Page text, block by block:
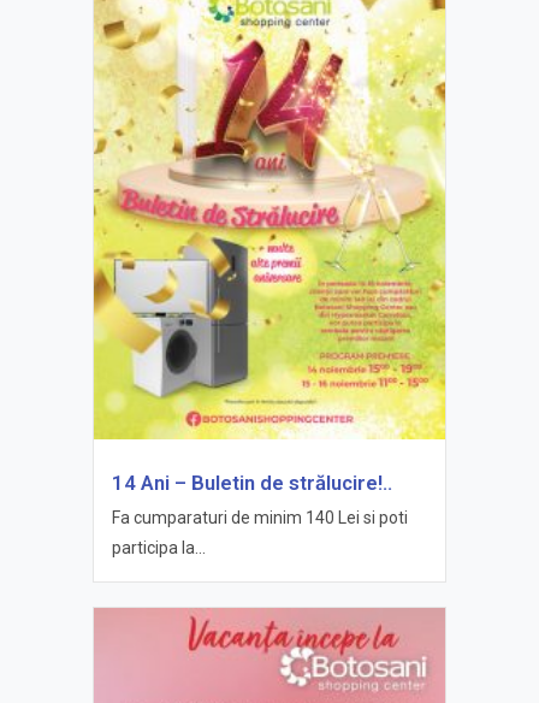
14 Ani – Buletin de strălucire!..
Fa cumparaturi de minim 140 Lei si poti
participa la...